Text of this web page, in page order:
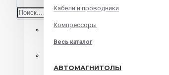
Кабели и проводники
Компрессоры
Весь каталог
АВТОМАГНИТОЛЫ
Среднечастотные динамики
Корпусная акустика